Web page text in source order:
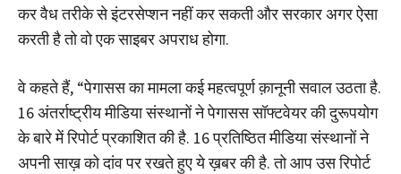
कर वैध तरीके से इंटरसेप्शन नहीं कर सकती और सरकार अगर ऐसा
करती है तो वो एक साइबर अपराध होगा.
वे कहते हैं, “पेगासस का मामला कई महत्वपूर्ण क़ानूनी सवाल उठता है.
16 अंतर्राष्ट्रीय मीडिया संस्थानों ने पेगासस सॉफ्टवेयर की दुरूपयोग
के बारे में रिपोर्ट प्रकाशित की है. 16 प्रतिष्ठित मीडिया संस्थानों ने
अपनी साख़ को दांव पर रखते हुए ये ख़बर की है. तो आप उस रिपोर्ट